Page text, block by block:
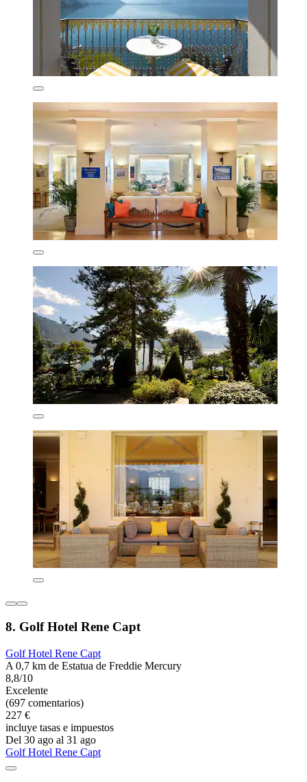
8. Golf Hotel Rene Capt
Golf Hotel Rene Capt
A 0,7 km de Estatua de Freddie Mercury
8,8/10
Excelente
(697 comentarios)
227 €
incluye tasas e impuestos
Del 30 ago al 31 ago
Golf Hotel Rene Capt